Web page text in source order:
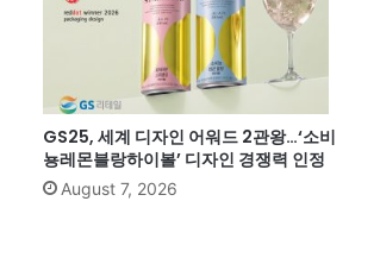
GS25, 세계 디자인 어워드 2관왕…‘소비
뇽레몬블랑하이볼’ 디자인 경쟁력 인정
August 7, 2026